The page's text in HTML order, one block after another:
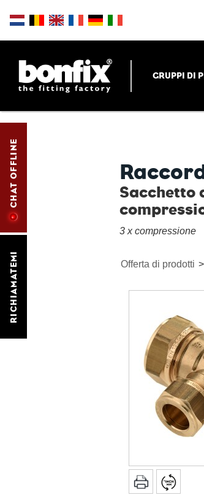
GRUPPI DI
RICHIAMATEMI
CHAT OFFLINE
Sacchetto
3 x compressione
Offerta di prodotti >